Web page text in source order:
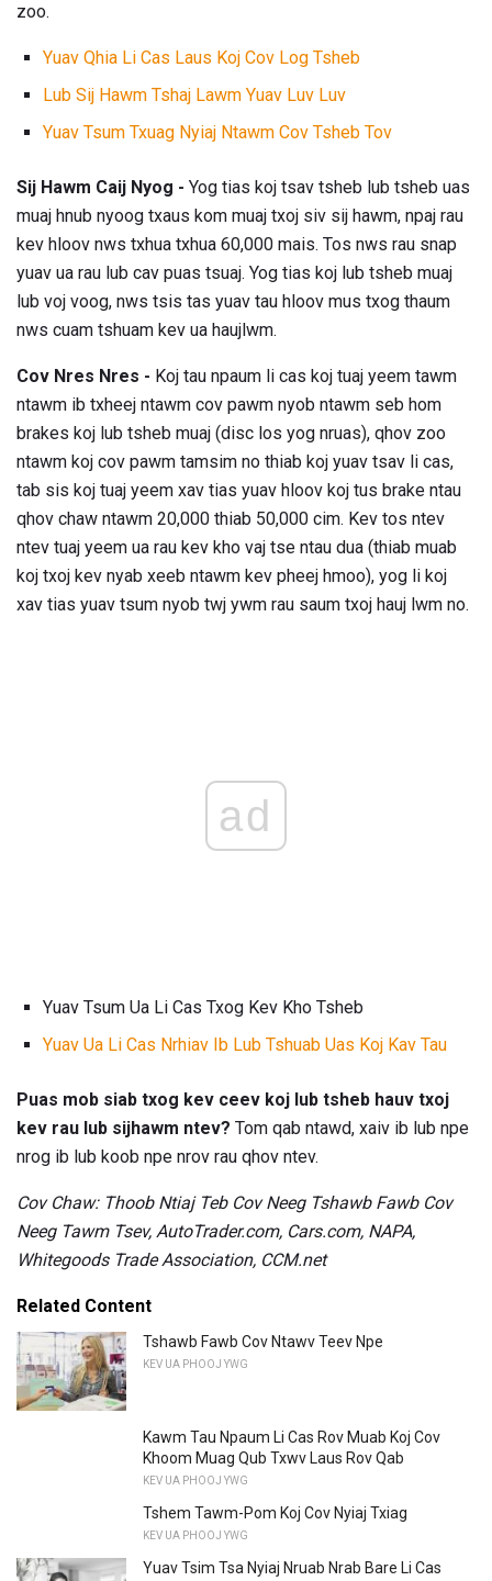
zoo.
Yuav Qhia Li Cas Laus Koj Cov Log Tsheb
Lub Sij Hawm Tshaj Lawm Yuav Luv Luv
Yuav Tsum Txuag Nyiaj Ntawm Cov Tsheb Tov
Sij Hawm Caij Nyog - Yog tias koj tsav tsheb lub tsheb uas
muaj hnub nyoog txaus kom muaj txoj siv sij hawm, npaj rau
kev hloov nws txhua txhua 60,000 mais. Tos nws rau snap
yuav ua rau lub cav puas tsuaj. Yog tias koj lub tsheb muaj
lub voj voog, nws tsis tas yuav tau hloov mus txog thaum
nws cuam tshuam kev ua haujlwm.
Cov Nres Nres - Koj tau npaum li cas koj tuaj yeem tawm
ntawm ib txheej ntawm cov pawm nyob ntawm seb hom
brakes koj lub tsheb muaj (disc los yog nruas), qhov zoo
ntawm koj cov pawm tamsim no thiab koj yuav tsav li cas,
tab sis koj tuaj yeem xav tias yuav hloov koj tus brake ntau
qhov chaw ntawm 20,000 thiab 50,000 cim. Kev tos ntev
ntev tuaj yeem ua rau kev kho vaj tse ntau dua (thiab muab
koj txoj kev nyab xeeb ntawm kev pheej hmoo), yog li koj
xav tias yuav tsum nyob twj ywm rau saum txoj hauj lwm no.
ad
Yuav Tsum Ua Li Cas Txog Kev Kho Tsheb
Yuav Ua Li Cas Nrhiav Ib Lub Tshuab Uas Koj Kav Tau
Puas mob siab txog kev ceev koj lub tsheb hauv txoj
kev rau lub sijhawm ntev? Tom qab ntawd, xaiv ib lub npe
nrog ib lub koob npe nrov rau qhov ntev.
Cov Chaw: Thoob Ntiaj Teb Cov Neeg Tshawb Fawb Cov
Neeg Tawm Tsev, AutoTrader.com, Cars.com, NAPA,
Whitegoods Trade Association, CCM.net
Related Content
Tshawb Fawb Cov Ntawv Teev Npe
KEV UA PHOOJ YWG
Kawm Tau Npaum Li Cas Rov Muab Koj Cov
Khoom Muag Qub Txwv Laus Rov Qab
KEV UA PHOOJ YWG
Tshem Tawm-Pom Koj Cov Nyiaj Txiag
KEV UA PHOOJ YWG
Yuav Tsim Tsa Nyiaj Nruab Nrab Bare Li Cas